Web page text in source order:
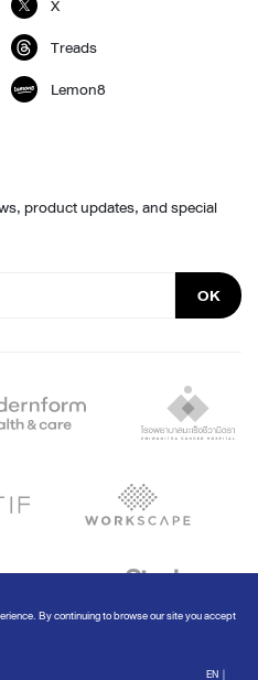
X
Treads
Lemon8
product updates, and special
OK